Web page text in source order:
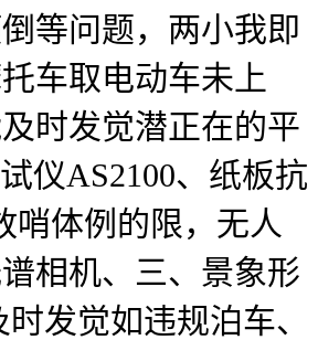
等问题，两小我即
车取电动车未上
时发觉潜正在的平
仪AS2100、纸板抗
哨体例的限，无人
相机、三、景象形
发觉如违规泊车、